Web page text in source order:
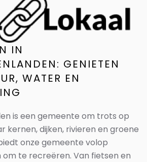
IN
GENIETEN
WATER EN
is een gemeente om trots op
kernen, dijken, rivieren en groene
onze gemeente volop
om te recreëren. Van fietsen en